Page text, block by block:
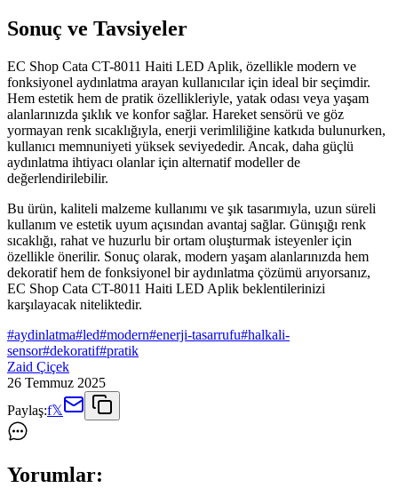
Sonuç ve Tavsiyeler
EC Shop Cata CT-8011 Haiti LED Aplik, özellikle modern ve
fonksiyonel aydınlatma arayan kullanıcılar için ideal bir seçimdir.
Hem estetik hem de pratik özellikleriyle, yatak odası veya yaşam
alanlarınızda şıklık ve konfor sağlar. Hareket sensörü ve göz
yormayan renk sıcaklığıyla, enerji verimliliğine katkıda bulunurken,
kullanıcı memnuniyeti yüksek seviyededir. Ancak, daha güçlü
aydınlatma ihtiyacı olanlar için alternatif modeller de
değerlendirilebilir.
Bu ürün, kaliteli malzeme kullanımı ve şık tasarımıyla, uzun süreli
kullanım ve estetik uyum açısından avantaj sağlar. Günışığı renk
sıcaklığı, rahat ve huzurlu bir ortam oluşturmak isteyenler için
özellikle önerilir. Sonuç olarak, modern yaşam alanlarınızda hem
dekoratif hem de fonksiyonel bir aydınlatma çözümü arıyorsanız,
EC Shop Cata CT-8011 Haiti LED Aplik beklentilerinizi
karşılayacak niteliktedir.
#aydinlatma#led#modern#enerji-tasarrufu#halkali-
sensor#dekoratif#pratik
Zaid Çiçek
26 Temmuz 2025
Paylaş:f𝕏
Yorumlar: